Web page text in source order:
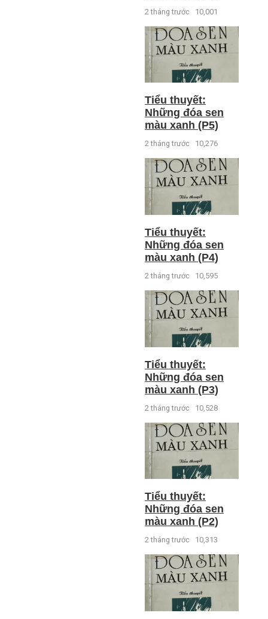
2 tháng trước 10,001
Tiểu thuyết:
Những đóa sen
màu xanh (P5)
2 tháng trước 10,276
Tiểu thuyết:
Những đóa sen
màu xanh (P4)
2 tháng trước 10,595
Tiểu thuyết:
Những đóa sen
màu xanh (P3)
2 tháng trước 10,528
Tiểu thuyết:
Những đóa sen
màu xanh (P2)
2 tháng trước 10,313